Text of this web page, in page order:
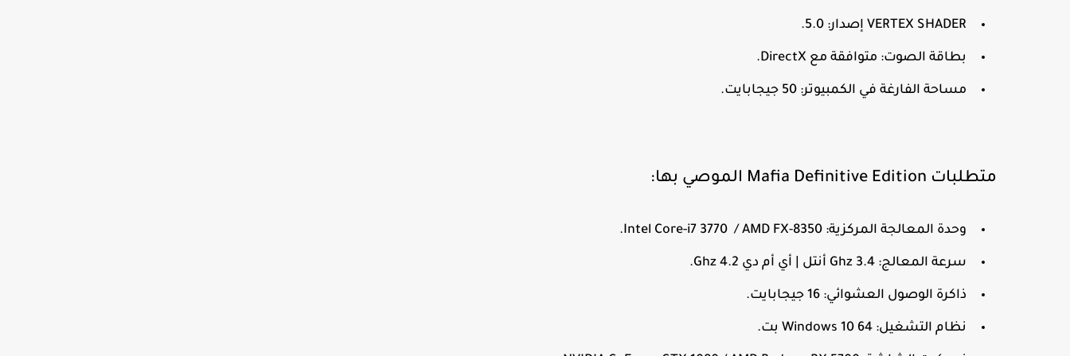
VERTEX SHADER إصدار: 5.0.
بطاقة الصوت: متوافقة مع DirectX.
مساحة الفارغة في الكمبيوتر: 50 جيجابايت.
متطلبات Mafia Definitive Edition الموصي بها:
وحدة المعالجة المركزية: Intel Core-i7 3770 / AMD FX-8350.
سرعة المعالج: 3.4 Ghz أنتل | أي أم دي 4.2 Ghz.
ذاكرة الوصول العشوائي: 16 جيجابايت.
نظام التشغيل: Windows 10 64 بت.